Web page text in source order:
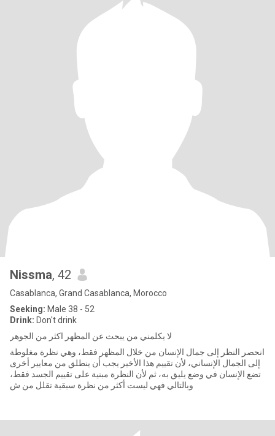
Nissma, 42
Casablanca, Grand Casablanca, Morocco
Seeking: Male 38 - 52
Drink: Don't drink
لا يكلمني من يبحث عن المظهر اكثر من الجوهر
انحصر النظر إلى جمال الإنسان من خلال المظهر فقط، وهي نظرة مغلوطة
إلى الجمال الإنساني، لأن تقييم هذا الأخير يجب أن ينطلق من معايير أخرى
تضع الإنسان في وضع يليق به، ثم لأن النظرة مبنية على تقييم الجسد فقط،
وبالتالي فهي ليست أكثر من نظرة سبقية تقلل من ش